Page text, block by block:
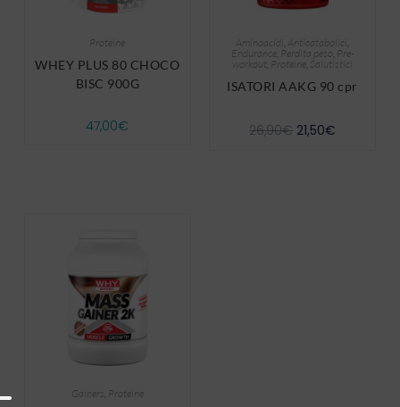
Proteine
WHEY PLUS 80 CHOCO
BISC 900G
47,00€
Aminoacidi Anticatabolici
Endurance Perdita peso Pre-
workout Proteine Salutistici
ISATORI AAKG 90 cpr
26,90€ 21,50€
Gainers, Proteine